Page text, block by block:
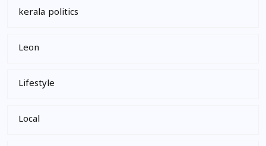
kerala politics
Leon
Lifestyle
Local